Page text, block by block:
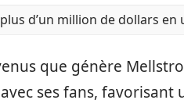
d’un million de dollars en
que génère
ses fans, favorisant